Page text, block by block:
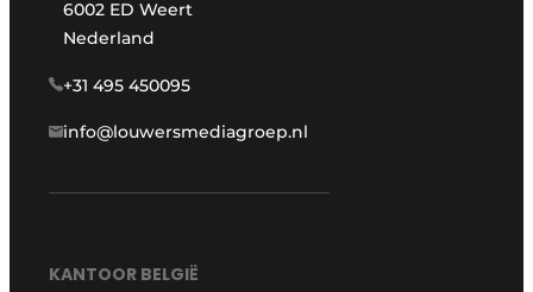
6002 ED Weert
Nederland
+31 495 450095
info@louwersmediagroep.nl
KANTOOR BELGIË